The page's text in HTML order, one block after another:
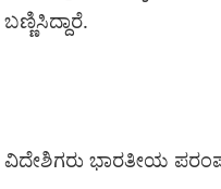
ಬಣ್ಣಿಸಿದ್ದಾರೆ.
ವಿದೇಶಿಗರು ಭಾರತೀಯ